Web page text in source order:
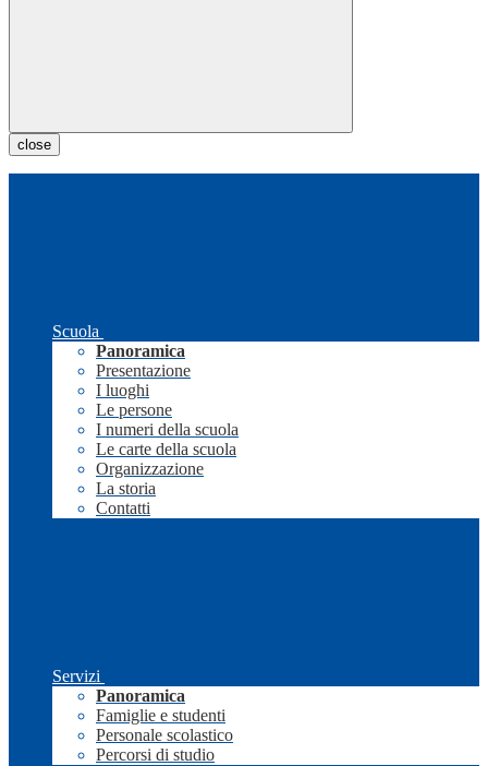
close
Scuola
Panoramica
Presentazione
I luoghi
Le persone
I numeri della scuola
Le carte della scuola
Organizzazione
La storia
Contatti
Servizi
Panoramica
Famiglie e studenti
Personale scolastico
Percorsi di studio